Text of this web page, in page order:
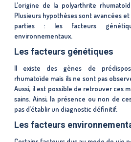
L’origine de la polyarthrite
Plusieurs hypothèses sont avancées
parties : les facteurs
environnementaux.
Les facteurs génétiques
Il existe des gènes de
rhumatoïde mais ils ne sont pas
Aussi, il est possible de retrouver ces
sains. Ainsi, la présence ou non de
pas d’établir un diagnostic définitif.
Les facteurs